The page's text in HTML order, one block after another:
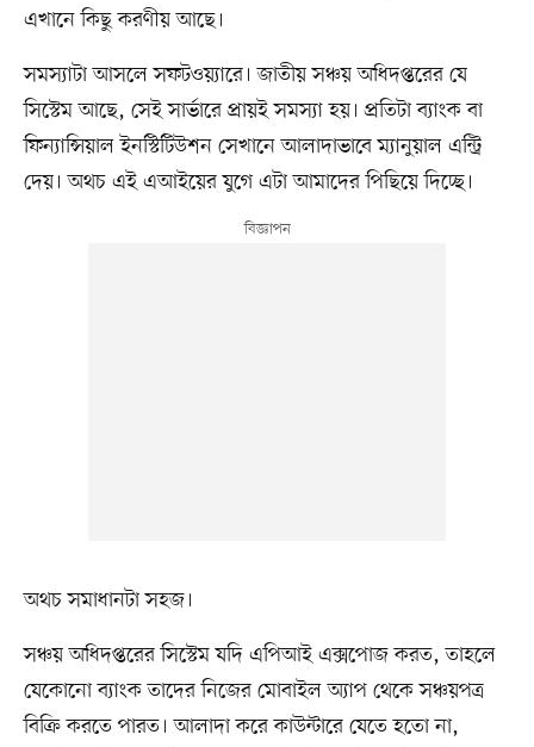
এখানে কিছু করণীয় আছে।
সমস্যাটা আসলে সফটওয়্যারে। জাতীয় সঞ্চয় অধিদপ্তরের যে
সিস্টেম আছে, সেই সার্ভারে প্রায়ই সমস্যা হয়। প্রতিটা ব্যাংক বা
ফিন্যান্সিয়াল ইনস্টিটিউশন সেখানে আলাদাভাবে ম্যানুয়াল এন্ট্রি
দেয়। অথচ এই এআইয়ের যুগে এটা আমাদের পিছিয়ে দিচ্ছে।
অথচ সমাধানটা সহজ।
সঞ্চয় অধিদপ্তরের সিস্টেম যদি এপিআই এক্সপোজ করত, তাহলে
যেকোনো ব্যাংক তাদের নিজের মোবাইল অ্যাপ থেকে সঞ্চয়পত্র
বিক্রি করতে পারত। আলাদা করে কাউন্টারে যেতে হতো না,